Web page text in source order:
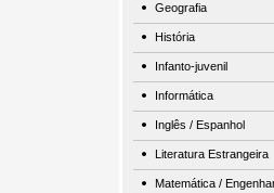
Geografia
História
Infanto-juvenil
Informática
Inglês / Espanhol
Literatura Estrangeira
Matemática /